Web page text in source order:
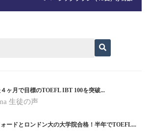
ヶ月で目標のTOEFL IBT 100を突破...
生徒の声
ードとロンドン大の大学院合格！半年でTOEFL...